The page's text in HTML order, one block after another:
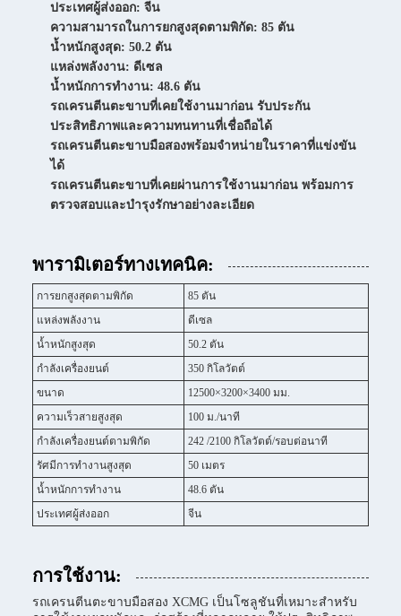
ประเทศผู้ส่งออก: จีน
ความสามารถในการยกสูงสุดตามพิกัด: 85 ตัน
น้ำหนักสูงสุด: 50.2 ตัน
แหล่งพลังงาน: ดีเซล
น้ำหนักการทำงาน: 48.6 ตัน
รถเครนตีนตะขาบที่เคยใช้งานมาก่อน รับประกัน
ประสิทธิภาพและความทนทานที่เชื่อถือได้
รถเครนตีนตะขาบมือสองพร้อมจำหน่ายในราคาที่แข่งขัน
ได้
รถเครนตีนตะขาบที่เคยผ่านการใช้งานมาก่อน พร้อมการ
ตรวจสอบและบำรุงรักษาอย่างละเอียด
พารามิเตอร์ทางเทคนิค:
การยกสูงสุดตามพิกัด
85 ตัน
แหล่งพลังงาน
ดีเซล
น้ำหนักสูงสุด
50.2 ตัน
กำลังเครื่องยนต์
350 กิโลวัตต์
ขนาด
12500×3200×3400 มม.
ความเร็วสายสูงสุด
100 ม./นาที
กำลังเครื่องยนต์ตามพิกัด
242 /2100 กิโลวัตต์/รอบต่อนาที
รัศมีการทำงานสูงสุด
50 เมตร
น้ำหนักการทำงาน
48.6 ตัน
ประเทศผู้ส่งออก
จีน
การใช้งาน:
รถเครนตีนตะขาบมือสอง XCMG เป็นโซลูชันที่เหมาะสำหรับ